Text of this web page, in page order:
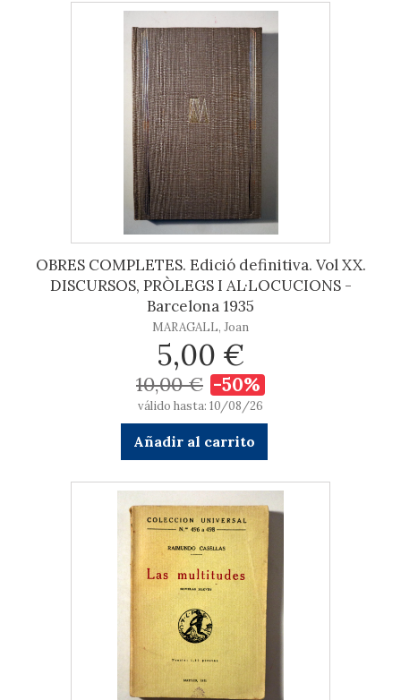
OBRES COMPLETES. Edició definitiva. Vol XX.
DISCURSOS, PRÒLEGS I AL·LOCUCIONS -
Barcelona 1935
MARAGALL, Joan
5,00 €
10,00 € -50%
válido hasta: 10/08/26
Añadir al carrito